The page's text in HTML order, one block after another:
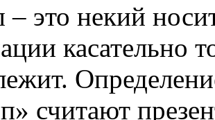
– это некий
касательно
считают